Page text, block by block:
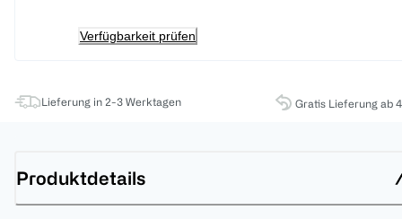
Verfügbarkeit prüfen
Lieferung in 2-3 Werktagen Gratis Lieferung ab
Produktdetails